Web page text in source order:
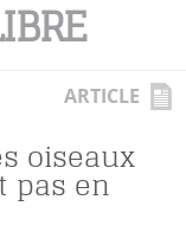
ARTICLE
oiseaux
pas en